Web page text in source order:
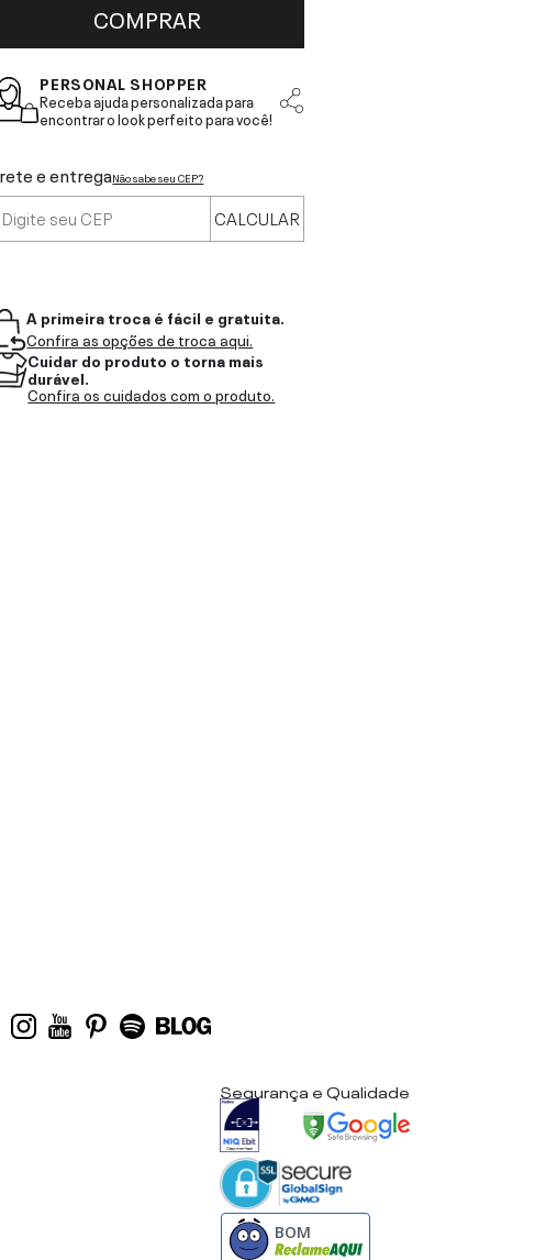
COMPRAR
PERSONAL SHOPPER
Receba ajuda personalizada para
encontrar o look perfeito para você!
e entregaNão sabe seu CEP?
CALCULAR
A primeira troca é fácil e gratuita.
Confira as opções de troca aqui.
Cuidar do produto o torna mais
durável.
Confira os cuidados com o produto.
Segurança e Qualidade
BOM